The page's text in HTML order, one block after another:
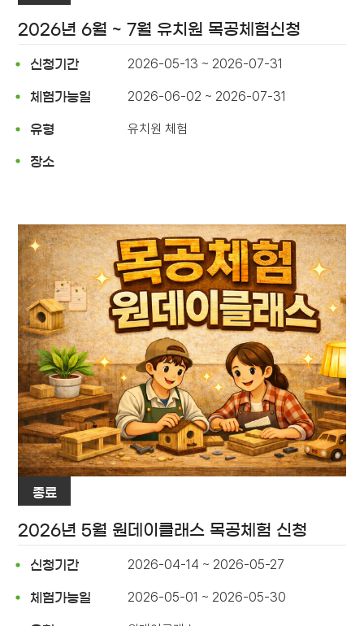
2026년 6월 ~ 7월 유치원 목공체험신청
신청기간 2026-05-13 ~ 2026-07-31
체험가능일 2026-06-02 ~ 2026-07-31
유형 유치원 체험
장소
종료
2026년 5월 원데이클래스 목공체험 신청
신청기간 2026-04-14 ~ 2026-05-27
체험가능일 2026-05-01 ~ 2026-05-30